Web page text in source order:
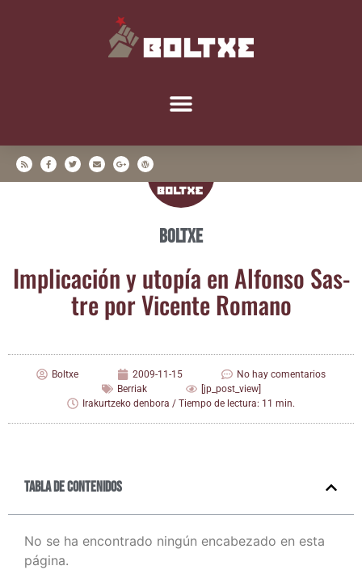
Boltxe
Impli­ca­ción y uto­pía en Alfon­so Sas­
tre por Vicen­te Romano
Boltxe 2009-11-15
No hay comentarios
Berriak
[jp_post_view]
Irakurtzeko denbora / Tiempo de lectura: 11 min.
Tabla de contenidos
No se ha encontrado ningún encabezado en esta
página.